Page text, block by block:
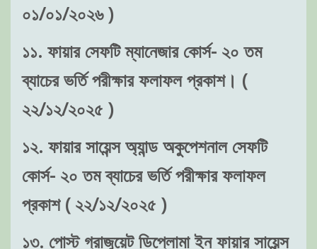
০১/০১/২০২৬ )
১১. ফায়ার সেফটি ম্যানেজার কোর্স- ২০ তম
ব্যাচের ভর্তি পরীক্ষার ফলাফল প্রকাশ। (
২২/১২/২০২৫ )
১২. ফায়ার সায়েন্স অ্যান্ড অকুপেশনাল সেফটি
কোর্স- ২০ তম ব্যাচের ভর্তি পরীক্ষার ফলাফল
প্রকাশ ( ২২/১২/২০২৫ )
১৩. পোস্ট গ্রাজুয়েট ডিপ্লোমা ইন ফায়ার সায়েন্স